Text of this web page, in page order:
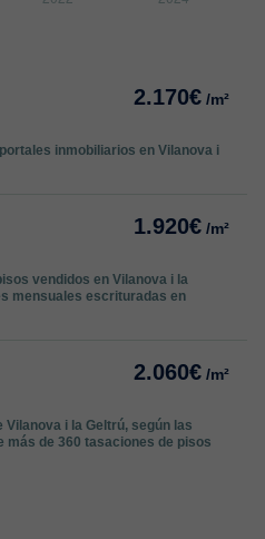
2.170€ /m²
inmobiliarios en Vilanova i
1.920€ /m²
vendidos en Vilanova i la
mensuales escrituradas en
2.060€ /m²
i la Geltrú, según las
de 360 tasaciones de pisos